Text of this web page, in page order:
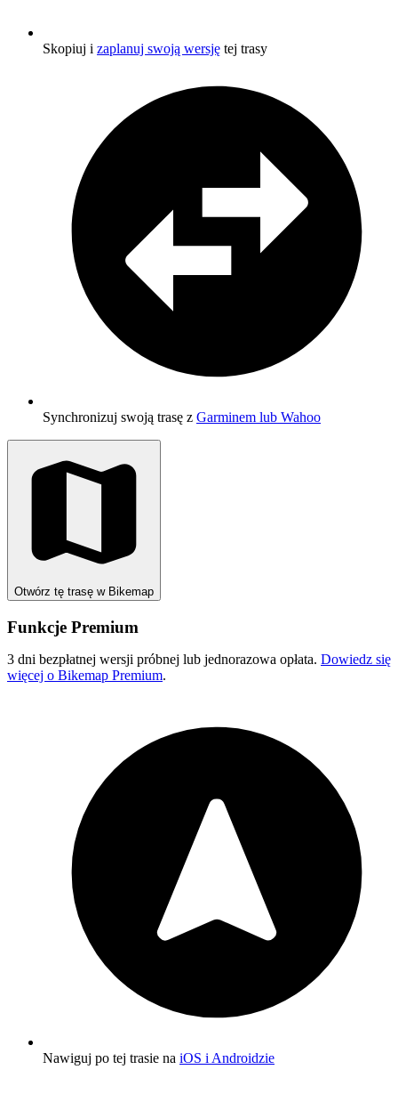
Skopiuj i zaplanuj swoją wersję tej trasy
Synchronizuj swoją trasę z Garminem lub Wahoo
Otwórz tę trasę w Bikemap
Funkcje Premium
3 dni bezpłatnej wersji próbnej lub jednorazowa opłata. Dowiedz się
więcej o Bikemap Premium.
Nawiguj po tej trasie na iOS i Androidzie